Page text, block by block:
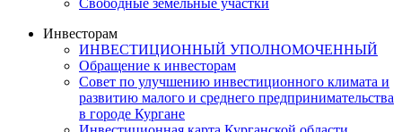
Инвесторам
ИНВЕСТИЦИОННЫЙ УПОЛНОМОЧЕННЫЙ
Обращение к инвесторам
Совет по улучшению инвестиционного климата и
развитию малого и среднего предпринимательства
в городе Кургане